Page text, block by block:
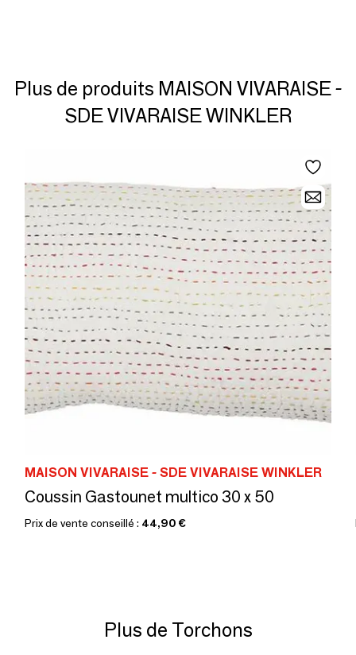
Plus de produits MAISON VIVARAISE -
SDE VIVARAISE WINKLER
MAISON VIVARAISE - SDE VIVARAISE WINKLER
Coussin Gastounet multico 30 x 50
Prix de vente conseillé : 44,90 €
Plus de Torchons